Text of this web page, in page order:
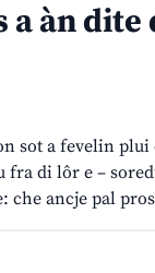
a àn dite
sot a fevelin
fra di lôr e –
che ancje pal